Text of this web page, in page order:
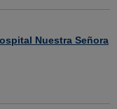
Nuestra Señora